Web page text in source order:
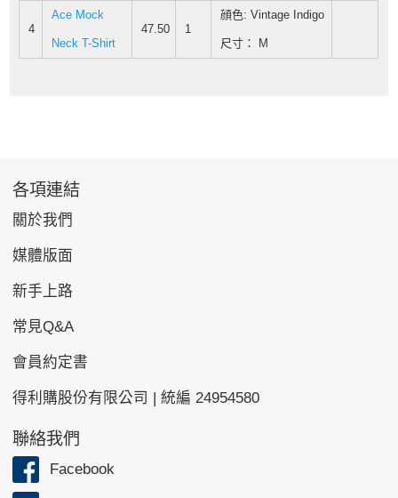
4
Ace Mock
Neck T-Shirt
47.50 1
顔色: Vintage Indigo
尺寸： M
各項連結
關於我們
媒體版面
新手上路
常見Q&A
會員約定書
得利購股份有限公司 | 統編 24954580
聯絡我們
Facebook